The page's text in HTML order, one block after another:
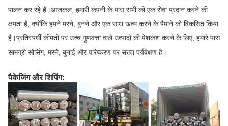
पालन कर रहे हैं।आजकल, हमारी कंपनी के पास सभी को एक सेवा प्रदान करने की
क्षमता है, क्योंकि हमने मरने, बुनने और एक साथ खत्म करने के पैमाने को विकसित किया
है।प्रतिस्पर्धी कीमतों पर उच्च गुणवत्ता वाले उत्पादों की पेशकश करने के लिए, हमारे पास
सामग्री सोर्सिंग, मरने, बुनाई और परिष्करण पर सख्त पर्यवेक्षण है।
पैकेजिंग और शिपिंग: